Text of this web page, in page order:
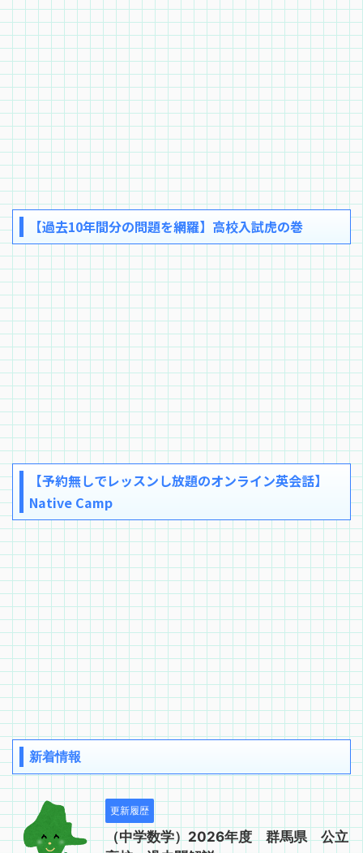
【過去10年間分の問題を網羅】高校入試虎の巻
【予約無しでレッスンし放題のオンライン英会話】
Native Camp
新着情報
更新履歴
（中学数学）2026年度 群馬県 公立